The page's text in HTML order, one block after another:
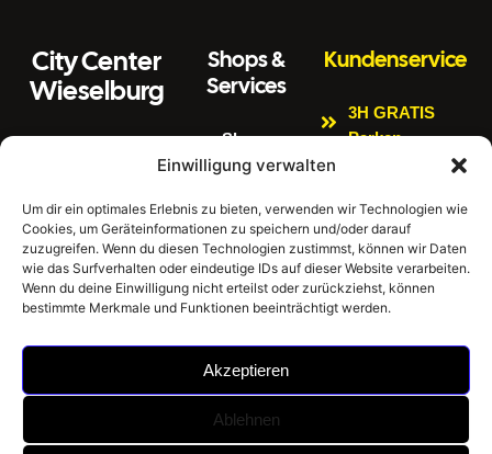
Einwilligung verwalten
Um dir ein optimales Erlebnis zu bieten, verwenden wir Technologien wie
Cookies, um Geräteinformationen zu speichern und/oder darauf
zuzugreifen. Wenn du diesen Technologien zustimmst, können wir Daten
wie das Surfverhalten oder eindeutige IDs auf dieser Website verarbeiten.
Wenn du deine Einwilligung nicht erteilst oder zurückziehst, können
bestimmte Merkmale und Funktionen beeinträchtigt werden.
Akzeptieren
Ablehnen
City Center
Wieselburg
3250 Wieselburg
Tel: 0664 4407889
E
m
ai
l:
office@citycenter
wieselburg.at
Sonntag 8:00 Uhr
Shops &
Services
Shops
Citycenter
Newsletter
Impressum
Datenschutzerklär
ung
Hausordnung
Kundenservice
3H GRATIS
Parken
Kinderspielbere
Bankomat
Gratis W-LAN
E-Tankstellen